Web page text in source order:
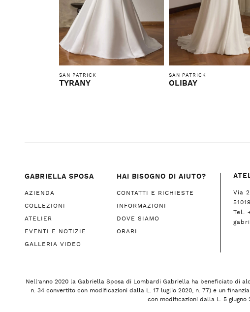
SAN PATRICK
TYRANY
SAN PATRICK
OLIBAY
GABRIELLA SPOSA
AZIENDA
COLLEZIONI
ATELIER
EVENTI E NOTIZIE
GALLERIA VIDEO
HAI BISOGNO DI AIUTO?
CONTATTI E RICHIESTE
INFORMAZIONI
DOVE SIAMO
ORARI
Via
Tel.
Nell’anno 2020 la Gabriella Sposa di Lombardi Gabriella ha beneficiato di
n. 34 convertito con modificazioni dalla L. 17 luglio 2020, n. 77) e un
con modificazioni dalla L. 5